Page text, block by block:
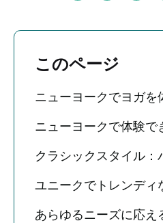
このページ
ニューヨークでヨガを
ニューヨークで体験で
クラシックスタイル
ユニークでトレンディ
あらゆるニーズに応え